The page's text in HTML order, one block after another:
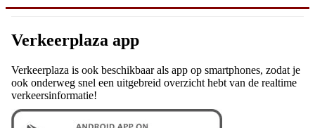
Verkeerplaza app
Verkeerplaza is ook beschikbaar als app op smartphones, zodat je
ook onderweg snel een uitgebreid overzicht hebt van de realtime
verkeersinformatie!